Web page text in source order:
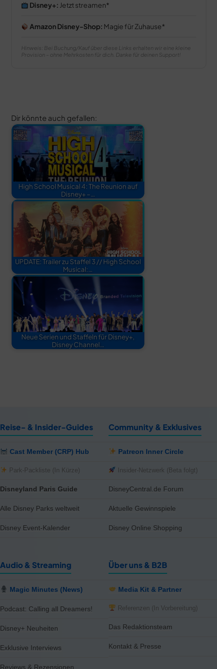
Disney+: Jetzt streamen
Amazon Disney-Shop: Magie für Zuhause
Hinweis: Bei Buchung/Kauf über diese Links erhalten wir eine kleine
Provision – ohne Mehrkosten für dich. Danke für deinen Support!
Dir könnte auch gefallen:
High School Musical 4: The Reunion auf
Disney+ –…
UPDATE: Trailer zu Staffel 3 // High School
Musical:…
Neue Serien und Staffeln für Disney+,
Disney Channel…
Reise- & Insider-Guides
Cast Member (CRP) Hub
Park-Packliste (In Kürze)
Disneyland Paris Guide
Alle Disney Parks weltweit
Disney Event-Kalender
Community & Exklusives
Patreon Inner Circle
Insider-Netzwerk (Beta folgt)
DisneyCentral.de Forum
Aktuelle Gewinnspiele
Disney Online Shopping
Audio & Streaming
Magic Minutes (News)
Podcast: Calling all Dreamers!
Disney+ Neuheiten
Exklusive Interviews
Reviews & Rezensionen
Über uns & B2B
Media Kit & Partner
Referenzen (In Vorbereitung)
Das Redaktionsteam
Kontakt & Presse